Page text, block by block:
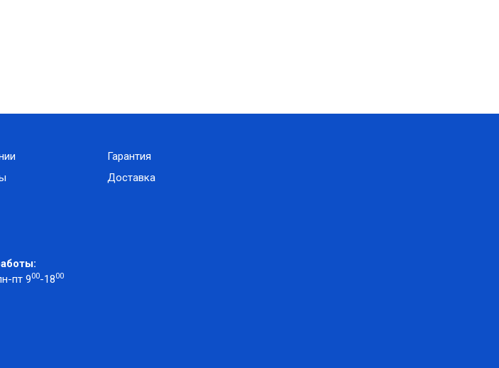
Гарантия
Доставка
пт 900-1800